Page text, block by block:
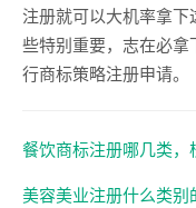
注册就可以大机率拿
些特别重要，志在必
行商标策略注册申请。
餐饮商标注册哪几类，
美容美业注册什么类别